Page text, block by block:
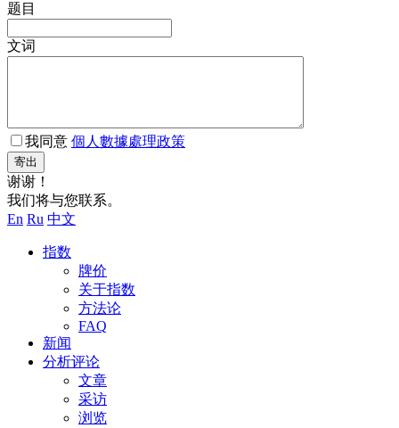
题目
文词
我同意 個人數據處理政策
寄出
谢谢！
我们将与您联系。
En Ru 中文
指数
牌价
关于指数
方法论
FAQ
新闻
分析评论
文章
采访
浏览